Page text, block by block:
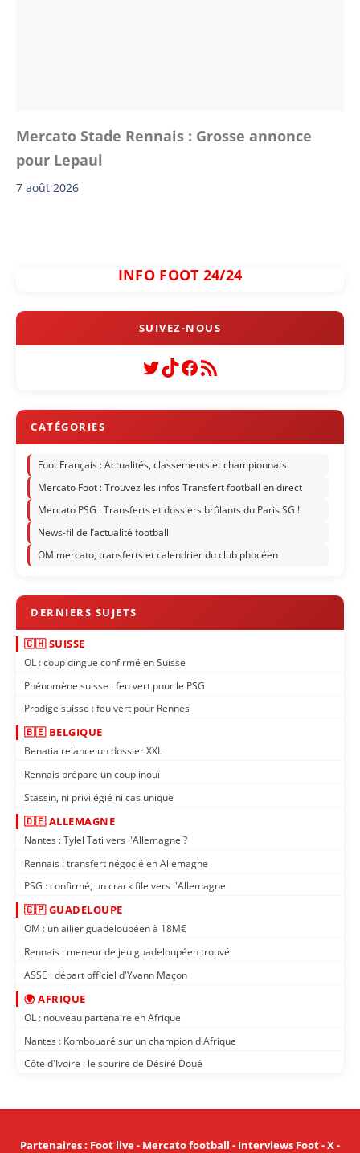
Mercato Stade Rennais : Grosse annonce
pour Lepaul
7 août 2026
INFO FOOT 24/24
Twitter
TikTok
Facebook
Flux RSS
Foot Français : Actualités, classements et championnats
Mercato Foot : Trouvez les infos Transfert football en direct
Mercato PSG : Transferts et dossiers brûlants du Paris SG !
News-fil de l’actualité football
OM mercato, transferts et calendrier du club phocéen
🇨🇭 SUISSE
OL : coup dingue confirmé en Suisse
Phénomène suisse : feu vert pour le PSG
Prodige suisse : feu vert pour Rennes
🇧🇪 BELGIQUE
Benatia relance un dossier XXL
Rennais prépare un coup inouï
Stassin, ni privilégié ni cas unique
🇩🇪 ALLEMAGNE
Nantes : Tylel Tati vers l'Allemagne ?
Rennais : transfert négocié en Allemagne
PSG : confirmé, un crack file vers l'Allemagne
🇬🇵 GUADELOUPE
OM : un ailier guadeloupéen à 18M€
Rennais : meneur de jeu guadeloupéen trouvé
ASSE : départ officiel d'Yvann Maçon
🌍 AFRIQUE
OL : nouveau partenaire en Afrique
Nantes : Kombouaré sur un champion d'Afrique
Côte d'Ivoire : le sourire de Désiré Doué
Partenaires: Foot live- Mercato football - Interviews Foot-X-